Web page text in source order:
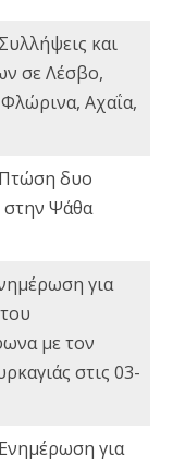
Συλλήψεις και
σε Λέσβο,
Αχαΐα,
Πτώση δυο
στην Ψάθα
για
με τον
στις 03-
Ενημέρωση για